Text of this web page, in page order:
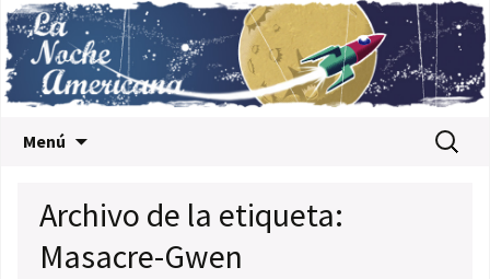
Menú Buscar:
Archivo de la etiqueta:
Masacre-Gwen